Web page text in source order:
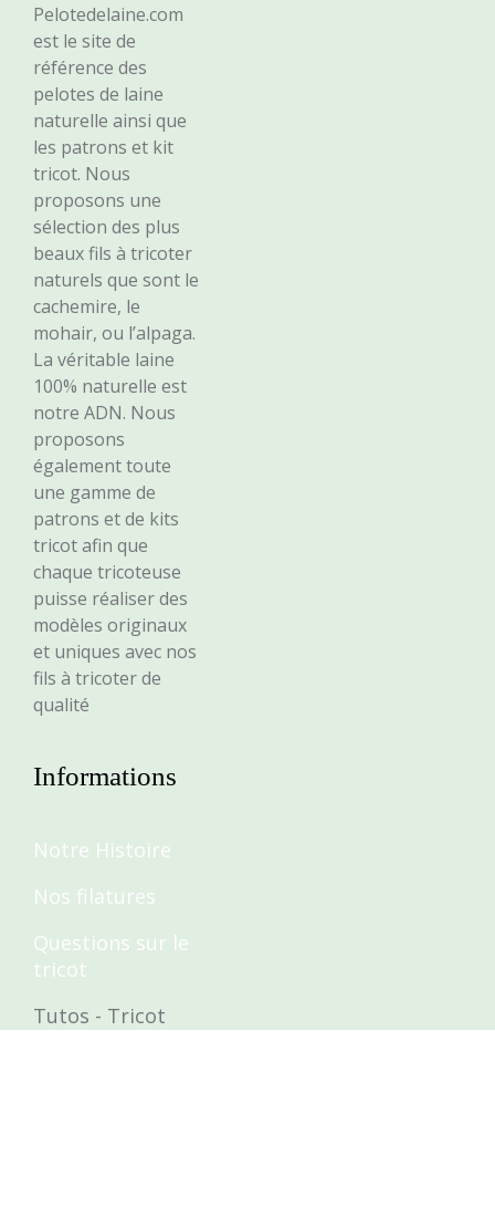
Pelotedelaine.com
est le site de
référence des
pelotes de laine
naturelle ainsi que
les patrons et kit
tricot. Nous
proposons une
sélection des plus
beaux fils à tricoter
naturels que sont le
cachemire, le
mohair, ou l’alpaga.
La véritable laine
100% naturelle est
notre ADN. Nous
proposons
également toute
une gamme de
patrons et de kits
tricot afin que
chaque tricoteuse
puisse réaliser des
modèles originaux
et uniques avec nos
fils à tricoter de
qualité
Informations
Notre Histoire
Nos filatures
Questions sur le
tricot
Tutos - Tricot